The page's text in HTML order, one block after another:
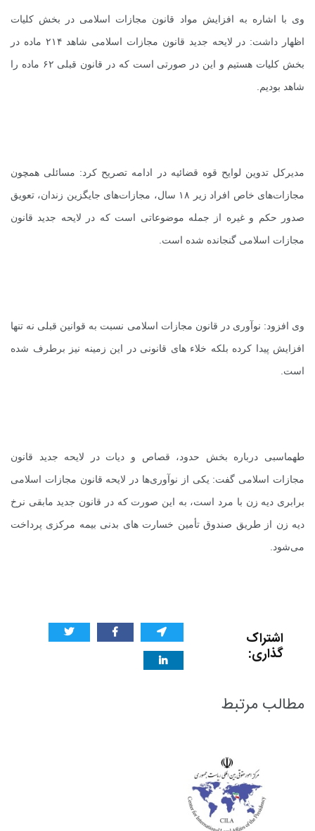
وی با اشاره به افزایش مواد قانون مجازات اسلامی در بخش کلیات
اظهار داشت: در لایحه جدید قانون مجازات اسلامی شاهد ۲۱۴ ماده در
بخش کلیات هستیم و این در صورتی است که در قانون قبلی ۶۲ ماده را
شاهد بودیم.
مدیرکل تدوین لوایح قوه قضائیه در ادامه تصریح کرد: مسائلی همچون
مجازات‌های خاص افراد زیر ۱۸ سال، مجازات‌های جایگزین زندان، تعویق
صدور حکم و غیره از جمله موضوعاتی است که در لایحه جدید قانون
مجازات اسلامی گنجانده شده است.
وی افزود: نوآوری در قانون مجازات اسلامی نسبت به قوانین قبلی نه تنها
افزایش پیدا کرده بلکه خلاء های قانونی در این زمینه نیز برطرف شده
است.
طهماسبی درباره بخش حدود، قصاص و دیات در لایحه جدید قانون
مجازات اسلامی گفت: یکی از نوآوری‌ها در لایحه قانون مجازات اسلامی
برابری دیه زن با مرد است، به این صورت که در قانون جدید مابقی نرخ
دیه زن از طریق صندوق تأمین خسارت های بدنی بیمه مرکزی پرداخت
می‌شود.
اشتراک
گذاری:
مطالب مرتبط